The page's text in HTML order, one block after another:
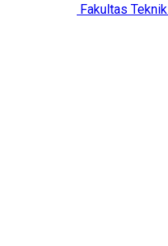
Fakultas Teknik